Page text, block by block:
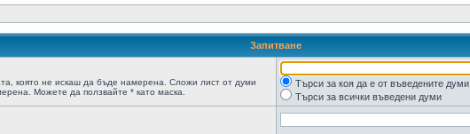
Запитване
която не искаш да бъде намерена. Сложи лист от думи
Можете да ползвайте * като маска.
Търси за коя да е от въведените думи
Търси за всички въведени думи